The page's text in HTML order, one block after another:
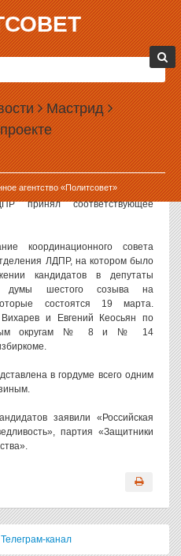
Мастрид
агентство «Политсовет»
В ГОРДУМУ
определившейся с кандидатами
стала ЛДПР. Она
по обоим округам, где в марте
комиссия Екатеринбурга,
принял соответствующее
координационного совета
ЛДПР, на котором было
кандидатов в депутаты
думы шестого созыва на
состоятся 19 марта.
и Евгений Кеосьян по
округам № 8 и № 14
в гордуме всего одним
заявили «Российская
партия «Защитники
канал